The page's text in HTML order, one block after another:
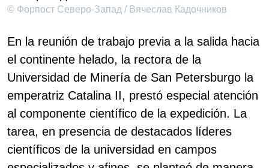
© Форпост Северо-Запад / Вячеслав Кадочников
En la reunión de trabajo previa a la salida hacia
el continente helado, la rectora de la
Universidad de Minería de San Petersburgo la
emperatriz Catalina II, prestó especial atención
al componente científico de la expedición. La
tarea, en presencia de destacados líderes
científicos de la universidad en campos